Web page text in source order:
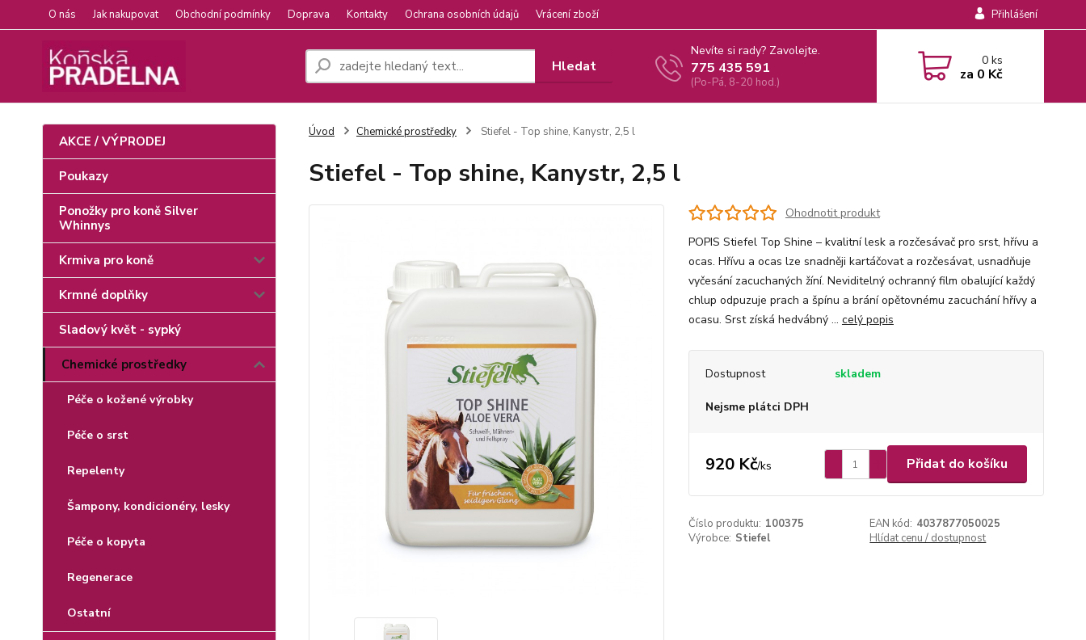
O nás Jak nakupovat Obchodní podmínky Doprava Kontakty Ochrana osobních údajů Vrácení zboží Přihlášení
Hledat
Nevíte si rady? Zavolejte.
775 435 591
(Po-Pá, 8-20 hod.)
0ks
za 0 Kč
AKCE / VÝPRODEJ
Poukazy
Ponožky pro koně Silver
Whinnys
Krmiva pro koně
Krmné doplňky
Sladový květ - sypký
Chemické prostředky
Péče o kožené výrobky
Péče o srst
Repelenty
Šampony, kondicionéry, lesky
Péče o kopyta
Regenerace
Ostatní
Úvod Chemické prostředky Stiefel - Top shine, Kanystr, 2,5 l
Stiefel - Top shine, Kanystr, 2,5 l
Ohodnotit produkt
POPIS Stiefel Top Shine – kvalitní lesk a rozčesávač pro srst, hřívu a
ocas. Hřívu a ocas lze snadněji kartáčovat a rozčesávat, usnadňuje
vyčesání zacuchaných žíní. Neviditelný ochranný film obalující každý
chlup odpuzuje prach a špínu a brání opětovnému zacuchání hřívy a
ocasu. Srst získá hedvábný ... celý popis
Dostupnost skladem
Nejsme plátci DPH
920 Kč/ks Přidat do košíku
Číslo produktu: 100375 EAN kód: 4037877050025
Výrobce: Stiefel Hlídat cenu / dostupnost